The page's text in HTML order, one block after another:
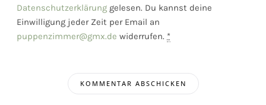
Datenschutzerklärung gelesen. Du kannst deine
Einwilligung jeder Zeit per Email an
puppenzimmer@gmx.de widerrufen. *